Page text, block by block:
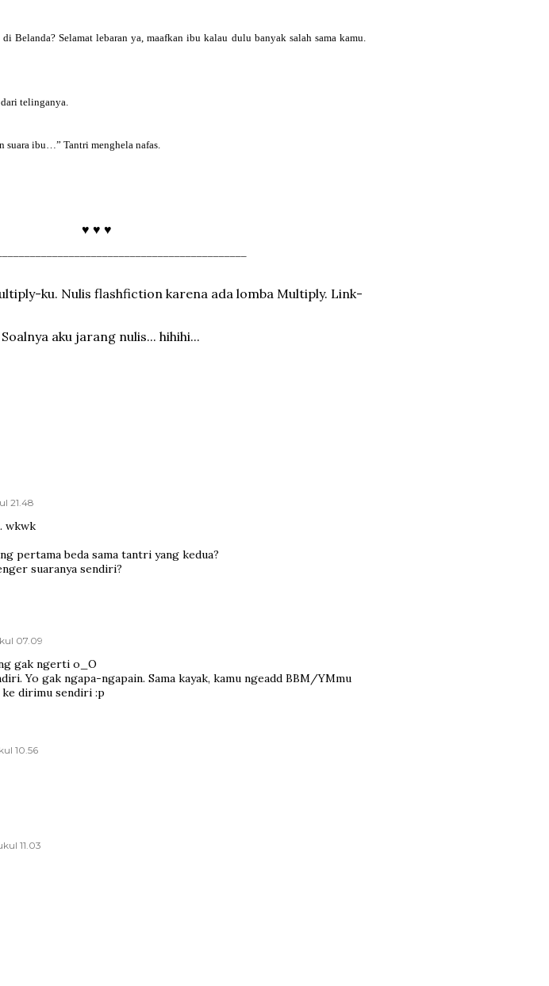
di Belanda? Selamat lebaran ya, maafkan ibu kalau dulu banyak salah sama kamu.
telinganya.
suara ibu…” Tantri menghela nafas.
♥ ♥ ♥
ku. Nulis flashfiction karena ada lomba Multiply. Link-
aku jarang nulis... hihihi...
21.48
wkwk
pertama beda sama tantri yang kedua?
suaranya sendiri?
07.09
gak ngerti o_O
Yo gak ngapa-ngapain. Sama kayak, kamu ngeadd BBM/YMmu
dirimu sendiri :p
10.56
11.03